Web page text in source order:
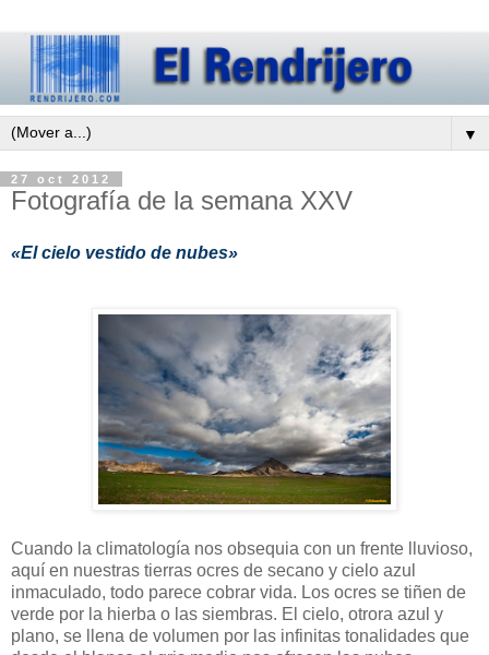
▼
27 oct 2012
Fotografía de la semana XXV
«El cielo vestido de nubes»
Cuando la climatología nos obsequia con un frente lluvioso,
aquí en nuestras tierras ocres de secano y cielo azul
inmaculado, todo parece cobrar vida. Los ocres se tiñen de
verde por la hierba o las siembras. El cielo, otrora azul y
plano, se llena de volumen por las infinitas tonalidades que